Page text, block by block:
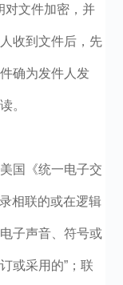
对文件加密，并
收到文件后，先
确为发件人发
。
国《统一电子交
相联的或在逻辑
子声音、符号或
或采用的”；联